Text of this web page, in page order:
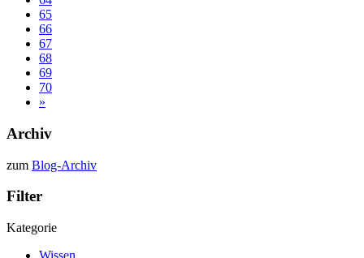
65
66
67
68
69
70
»
Archiv
zum Blog-Archiv
Filter
Kategorie
Wissen